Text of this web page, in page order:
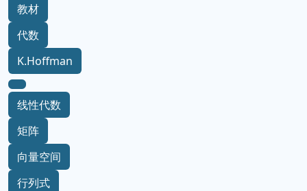
教材
代数
K.Hoffman
线性代数
矩阵
向量空间
行列式